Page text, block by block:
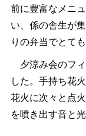
前に豊富なメニ
い、係の舎生が
りの弁当でとて
夕涼み会のフィ
した。手持ち花
花火に次々と点
を噴き出す音と